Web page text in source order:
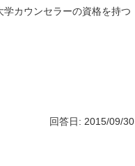
カウンセラーの資格を持つ
回答日: 2015/09/30